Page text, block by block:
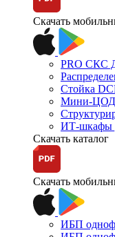
Скачать
PRO СКС
Стойка
Мини-ЦОД
ИТ-
Скачать каталог
Скачать
ИБП